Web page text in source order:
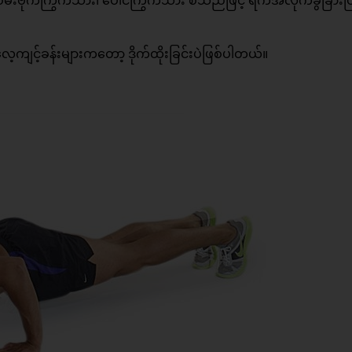
င့်ခန်းများကတော့ ဒိုက်ထိုးခြင်းပဲဖြစ်ပါတယ်။